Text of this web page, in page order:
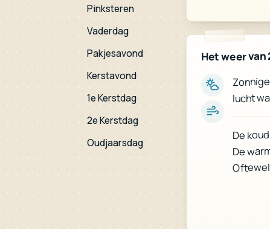
Pinksteren
Vaderdag
Pakjesavond
Kerstavond
1e Kerstdag
2e Kerstdag
Oudjaarsdag
Het weer van
lucht
De
De